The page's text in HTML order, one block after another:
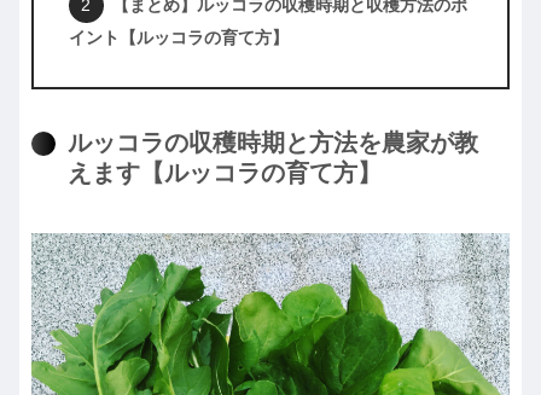
【まとめ】ルッコラの収穫時期と収穫方法のポ
イント【ルッコラの育て方】
ルッコラの収穫時期と方法を農家が教
えます【ルッコラの育て方】